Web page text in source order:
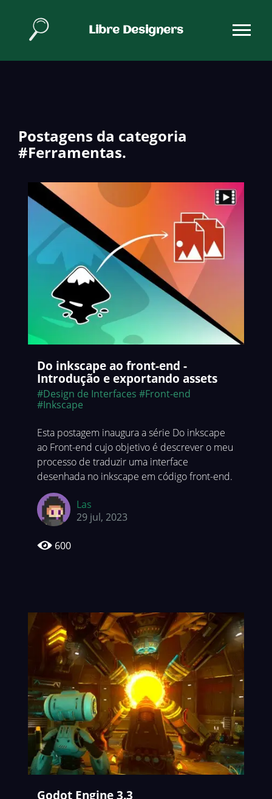
Libre Designers
Postagens da categoria
#Ferramentas.
Do inkscape ao front-end -
Introdução e exportando assets
#Design de Interfaces #Front-end
#Inkscape
Esta postagem inaugura a série Do inkscape
ao Front-end cujo objetivo é descrever o meu
processo de traduzir uma interface
desenhada no inkscape em código front-end.
Las
29 jul, 2023
600
Godot Engine 3.3